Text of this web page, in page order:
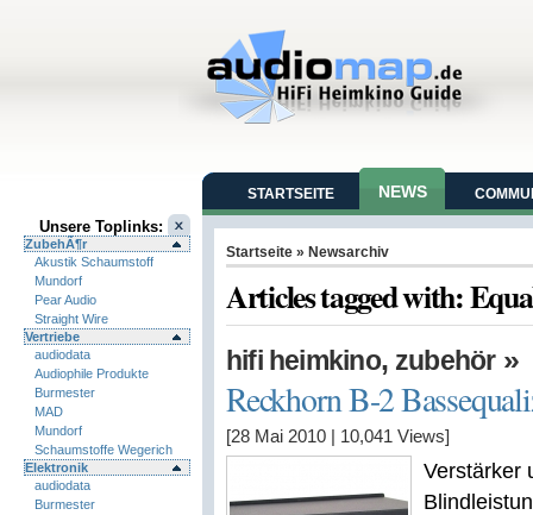
Unsere Toplinks:
ZubehÃ¶r
Akustik Schaumstoff
Mundorf
Pear Audio
Straight Wire
Vertriebe
audiodata
Audiophile Produkte
Burmester
MAD
Mundorf
Schaumstoffe Wegerich
Elektronik
audiodata
Burmester
STARTSEITE NEWS
Startseite » Newsarchiv
Articles tagged with:
hifi heimkino, zubehör»
Reckhorn B-2
[28 Mai 2010 10,041 Views]
Verstärker